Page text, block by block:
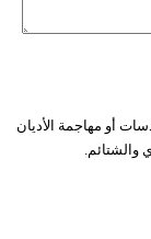
أو مهاجمة الأديان
والشتائم.